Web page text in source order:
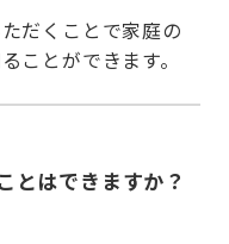
だくことで家庭の
ことができます。
とはできますか？